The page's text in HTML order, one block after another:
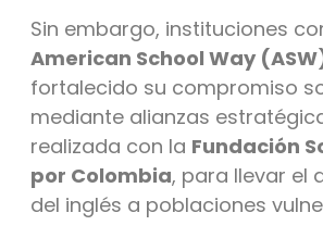
Sin embargo, instituciones
American School Way
fortalecido su compromiso
mediante alianzas
realizada con la Fundación
por Colombia, para llevar el
del inglés a poblaciones